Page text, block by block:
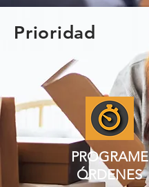
Prioridad
PROGRAME
ÓRDENES